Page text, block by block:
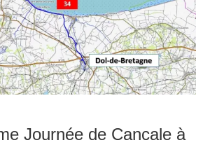
Journée de Cancale à